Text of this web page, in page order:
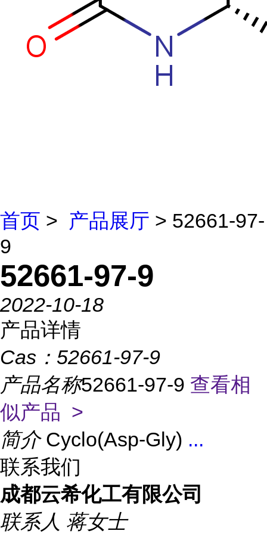
首页 > 产品展厅 > 52661-97-
9
52661-97-9
2022-10-18
产品详情
Cas： 52661-97-9
产品名称52661-97-9 查看相
似产品 >
简介 Cyclo(Asp-Gly) ...
联系我们
成都云希化工有限公司
联系人 蒋女士